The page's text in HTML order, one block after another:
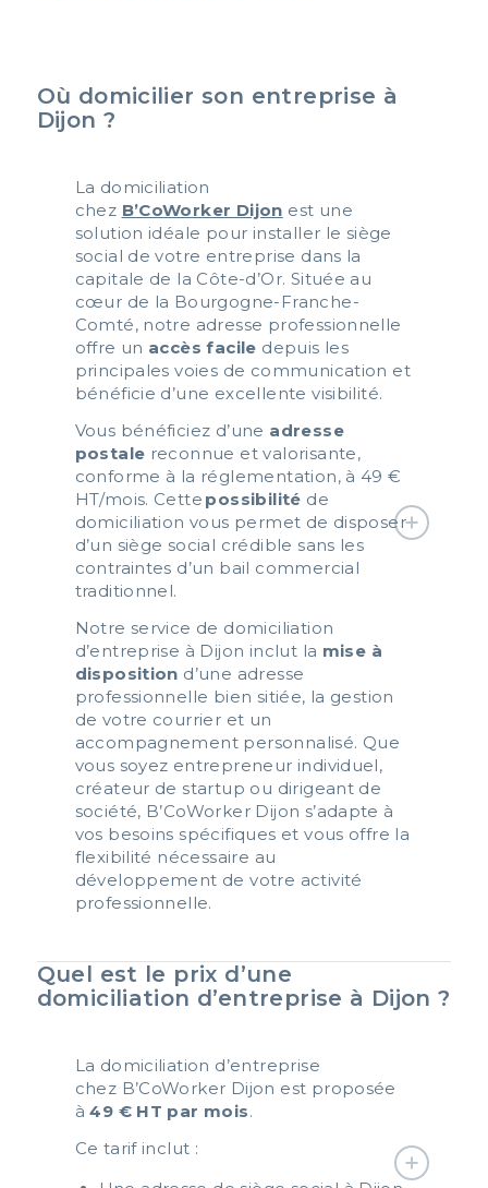
Où domicilier son entreprise à
Dijon ?
La domiciliation
chez B’CoWorker Dijon est une
solution idéale pour installer le siège
social de votre entreprise dans la
capitale de la Côte-d’Or. Située au
cœur de la Bourgogne-Franche-
Comté, notre adresse professionnelle
offre un accès facile depuis les
principales voies de communication et
bénéficie d’une excellente visibilité.
Vous bénéficiez d’une adresse
postale reconnue et valorisante,
conforme à la réglementation, à 49 €
HT/mois. Cette possibilité de
domiciliation vous permet de disposer
d’un siège social crédible sans les
contraintes d’un bail commercial
traditionnel.
Notre service de domiciliation
d’entreprise à Dijon inclut la mise à
disposition d’une adresse
professionnelle bien sitiée, la gestion
de votre courrier et un
accompagnement personnalisé. Que
vous soyez entrepreneur individuel,
créateur de startup ou dirigeant de
société, B’CoWorker Dijon s’adapte à
vos besoins spécifiques et vous offre la
flexibilité nécessaire au
développement de votre activité
professionnelle.
Quel est le prix d’une
domiciliation d’entreprise à Dijon ?
La domiciliation d’entreprise
chez B’CoWorker Dijon est proposée
à49 € HT par mois.
Ce tarif inclut :